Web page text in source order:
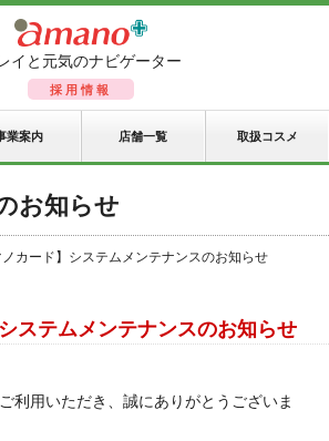
イと元気のナビゲーター
採用情報
業案内 店舗一覧 取扱コスメ
お知らせ
ノカード】システムメンテナンスのお知らせ
ステムメンテナンスのお知らせ
利用いただき、誠にありがとうございま